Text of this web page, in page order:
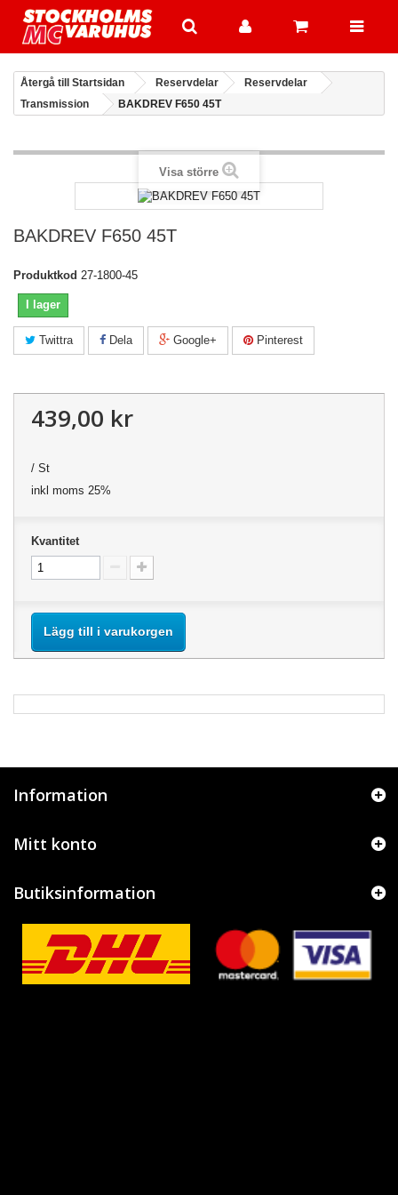
Återgå till Startsidan Reservdelar
Reservdelar
Transmission
BAKDREV F650 45T
Visa större
BAKDREV F650 45T
Produktkod 27-1800-45
I lager
Twittra Dela Google+ Pinterest
439,00 kr
/ St
inkl moms 25%
Kvantitet
Lägg till i varukorgen
Information
Mitt konto
Butiksinformation